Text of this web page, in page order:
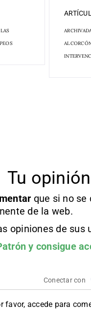
Tu opinión
que si no
de la web.
opiniones de sus
y consigue
Conectar con
favor, accede para